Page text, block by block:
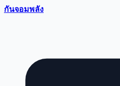
กันจอมพลัง